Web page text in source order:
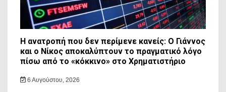
Η ανατροπή που δεν περίμενε κανείς: Ο Γιάννος
και ο Νίκος αποκαλύπτουν το πραγματικό λόγο
πίσω από το «κόκκινο» στο Χρηματιστήριο
6 Αυγούστου, 2026